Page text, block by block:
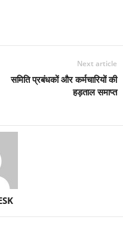
Next article
समिति प्रबंधकों और कर्मचारियों की
हड़ताल समाप्त